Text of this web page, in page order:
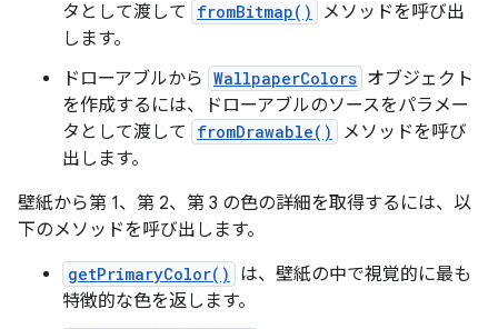
タとして渡して
fromBitmap()
メソッドを呼び出
します。
ドローアブルから WallpaperColors オブジェクト
を作成するには、ドローアブルのソースをパラメー
タとして渡して
fromDrawable()
メソッドを呼び
出します。
壁紙から第 1、第 2、第 3 の色の詳細を取得するには、以
下のメソッドを呼び出します。
getPrimaryColor()
は、壁紙の中で視覚的に最も
特徴的な色を返します。